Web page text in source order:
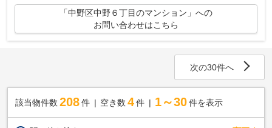
「中野区中野６丁目のマンション」への
お問い合わせはこちら
次の30件へ
該当物件数 208件 空き数 4 件 1～30 件を表示